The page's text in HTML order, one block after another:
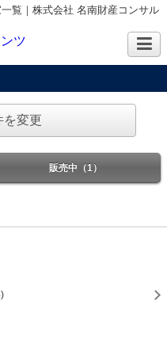
覧｜株式会社 名南財産コンサル
を変更
販売中（1）